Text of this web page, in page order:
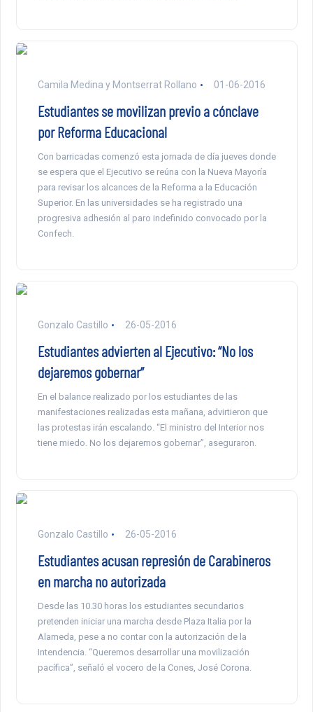
Camila Medina y Montserrat Rollano 01-06-2016
Estudiantes se movilizan previo a cónclave
por Reforma Educacional
Con barricadas comenzó esta jornada de día jueves donde
se espera que el Ejecutivo se reúna con la Nueva Mayoría
para revisar los alcances de la Reforma a la Educación
Superior. En las universidades se ha registrado una
progresiva adhesión al paro indefinido convocado por la
Confech.
Gonzalo Castillo 26-05-2016
Estudiantes advierten al Ejecutivo: “No los
dejaremos gobernar”
En el balance realizado por los estudiantes de las
manifestaciones realizadas esta mañana, advirtieron que
las protestas irán escalando. “El ministro del Interior nos
tiene miedo. No los dejaremos gobernar”, aseguraron.
Gonzalo Castillo 26-05-2016
Estudiantes acusan represión de Carabineros
en marcha no autorizada
Desde las 10.30 horas los estudiantes secundarios
pretenden iniciar una marcha desde Plaza Italia por la
Alameda, pese a no contar con la autorización de la
Intendencia. “Queremos desarrollar una movilización
pacífica”, señaló el vocero de la Cones, José Corona.